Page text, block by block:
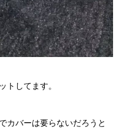
トしてます。
カバーは要らないだろうと